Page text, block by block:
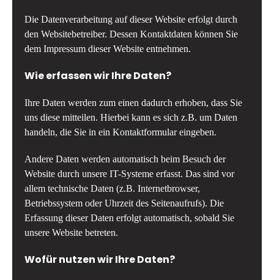
Die Datenverarbeitung auf dieser Website erfolgt durch
den Websitebetreiber. Dessen Kontaktdaten können Sie
dem Impressum dieser Website entnehmen.
Wie erfassen wir Ihre Daten?
Ihre Daten werden zum einen dadurch erhoben, dass Sie
uns diese mitteilen. Hierbei kann es sich z.B. um Daten
handeln, die Sie in ein Kontaktformular eingeben.
Andere Daten werden automatisch beim Besuch der
Website durch unsere IT-Systeme erfasst. Das sind vor
allem technische Daten (z.B. Internetbrowser,
Betriebssystem oder Uhrzeit des Seitenaufrufs). Die
Erfassung dieser Daten erfolgt automatisch, sobald Sie
unsere Website betreten.
Wofür nutzen wir Ihre Daten?